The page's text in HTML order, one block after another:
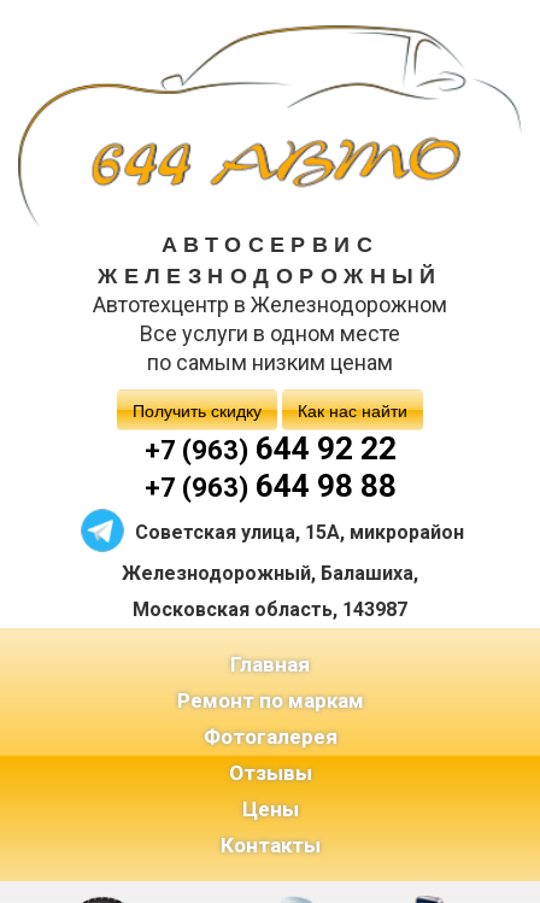
АВТОСЕРВИС
ЖЕЛЕЗНОДОРОЖНЫЙ
Автотехцентр в Железнодорожном
Все услуги в одном месте
по самым низким ценам
Получить скидку Как нас найти
+7 (963)644 92 22
+7 (963)644 98 88
Советская улица, 15А, микрорайон
Железнодорожный, Балашиха,
Московская область, 143987
Главная(current)
Ремонт по маркам
Фотогалерея
Отзывы
Цены
Контакты